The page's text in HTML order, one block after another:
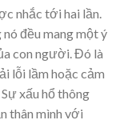
nhắc tới hai lần.
nó đều mang một ý
con người. Đó là
lỗi lầm hoặc cảm
xấu hổ thông
thân mình với